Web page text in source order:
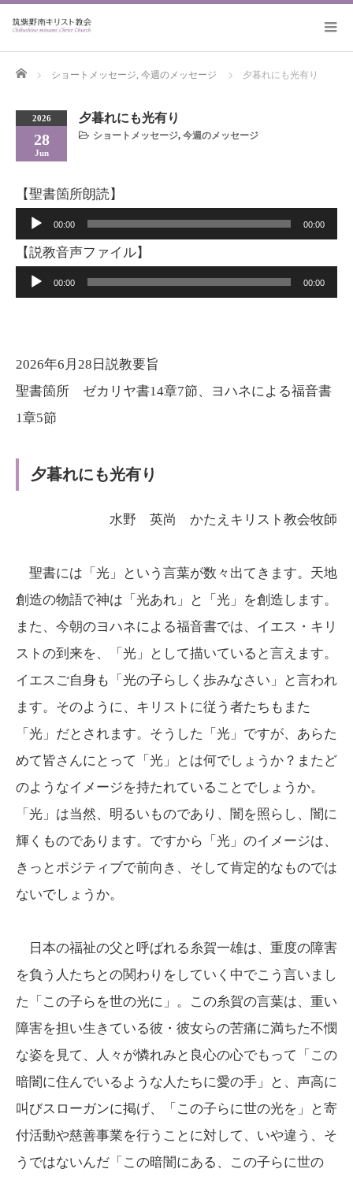
Home ショートメッセージ, 今週のメッセージ 夕暮れにも光有り
2026
28
Jun
夕暮れにも光有り
ショートメッセージ, 今週のメッセージ
【聖書箇所朗読】
声
レ
ー
00:00 00:00
【説教音声ファイル】
レ
ー
ヤ
00:00 00:00
2026年6月28日説教要旨
聖書箇所 ゼカリヤ書14章7節、ヨハネによる福音書
1章5節
夕暮れにも光有り
水野 英尚 かたえキリスト教会牧師
聖書には「光」という言葉が数々出てきます。天地
創造の物語で神は「光あれ」と「光」を創造します。
また、今朝のヨハネによる福音書では、イエス・キリ
ストの到来を、「光」として描いていると言えます。
イエスご自身も「光の子らしく歩みなさい」と言われ
ます。そのように、キリストに従う者たちもまた
「光」だとされます。そうした「光」ですが、あらた
めて皆さんにとって「光」とは何でしょうか？またど
のようなイメージを持たれていることでしょうか。
「光」は当然、明るいものであり、闇を照らし、闇に
輝くものであります。ですから「光」のイメージは、
きっとポジティブで前向き、そして肯定的なものでは
ないでしょうか。
日本の福祉の父と呼ばれる糸賀一雄は、重度の障害
を負う人たちとの関わりをしていく中でこう言いまし
た「この子らを世の光に」。この糸賀の言葉は、重い
障害を担い生きている彼・彼女らの苦痛に満ちた不憫
な姿を見て、人々が憐れみと良心の心でもって「この
暗闇に住んでいるような人たちに愛の手」と、声高に
叫びスローガンに掲げ、「この子らに世の光を」と寄
付活動や慈善事業を行うことに対して、いや違う、そ
うではないんだ「この暗闇にある、この子らに世の